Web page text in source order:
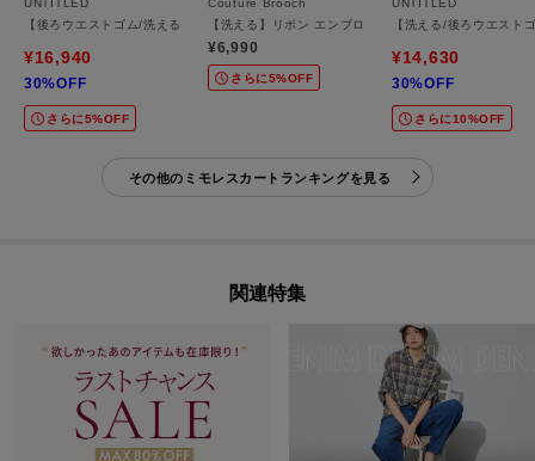
UNTITLED
【後ろウエストゴム/洗える】フラワープリントスカート
¥16,940
30%OFF
さらに5%OFF
Couture Brooch
【洗える】リボン エンブロ スカート
¥6,990
さらに5%OFF
UNTITLED
【洗える/後ろウエスト
¥14,630
30%OFF
さらに10%OFF
その他のミモレスカートランキングを見る
関連特集